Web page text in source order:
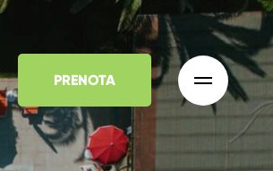
PRENOTA